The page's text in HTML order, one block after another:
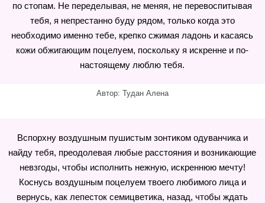
по стопам. Не переделывая, не меняя, не перевоспитывая
тебя, я непрестанно буду рядом, только когда это
необходимо именно тебе, крепко сжимая ладонь и касаясь
кожи обжигающим поцелуем, поскольку я искренне и по-
настоящему люблю тебя.
Автор: Тудан Алена
Вспорхну воздушным пушистым зонтиком одуванчика и
найду тебя, преодолевая любые расстояния и возникающие
невзгоды, чтобы исполнить нежную, искреннюю мечту!
Коснусь воздушным поцелуем твоего любимого лица и
вернусь, как лепесток семицветика, назад, чтобы ждать